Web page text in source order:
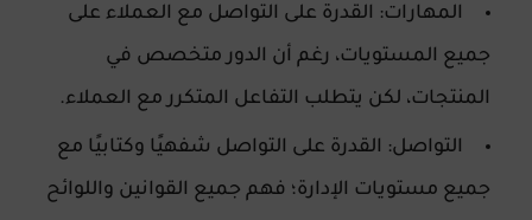
المهارات: القدرة على التواصل مع العملاء على
جميع المستويات، رغم أن الدور متخصص في
المنتجات، لكن يتطلب التفاعل المتكرر مع العملاء.
التواصل: القدرة على التواصل شفهيًا وكتابيًا مع
جميع مستويات الإدارة؛ فهم جميع القوانين واللوائح